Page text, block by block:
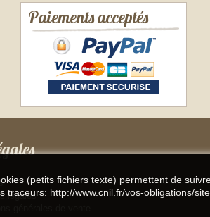
(petits fichiers texte) permettent de
http://www.cnil.fr/vos-obligations/
Paiements acceptés
légales